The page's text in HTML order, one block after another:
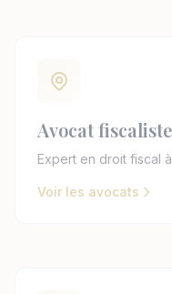
Avocat
Expert en droit fiscal
Voir les avocats